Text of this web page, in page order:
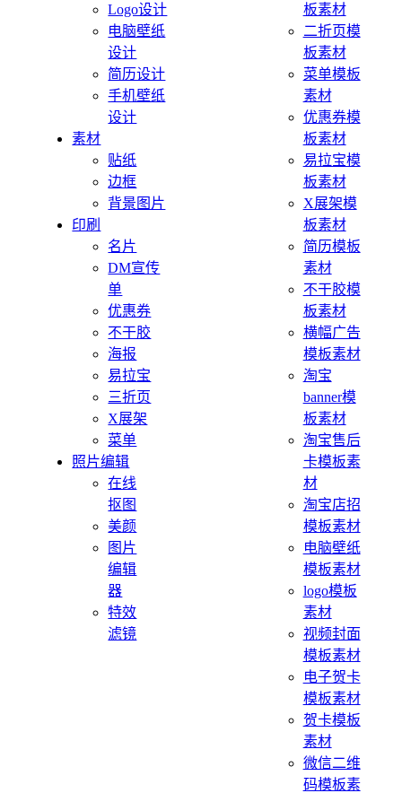
Logo设计
电脑壁纸
设计
简历设计
手机壁纸
设计
素材
贴纸
边框
背景图片
印刷
名片
DM宣传
单
优惠券
不干胶
海报
易拉宝
三折页
X展架
菜单
照片编辑
在线
抠图
美颜
图片
编辑
器
特效
滤镜
板素材
二折页模
板素材
菜单模板
素材
优惠券模
板素材
易拉宝模
板素材
X展架模
板素材
简历模板
素材
不干胶模
板素材
横幅广告
模板素材
淘宝
banner模
板素材
淘宝售后
卡模板素
材
淘宝店招
模板素材
电脑壁纸
模板素材
logo模板
素材
视频封面
模板素材
电子贺卡
模板素材
贺卡模板
素材
微信二维
码模板素